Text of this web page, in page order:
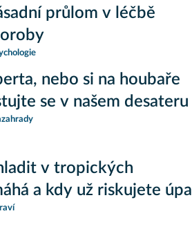
průlom v léčbě
nebo si na houbaře
se v našem desateru
v tropických
a kdy už riskujete úpal